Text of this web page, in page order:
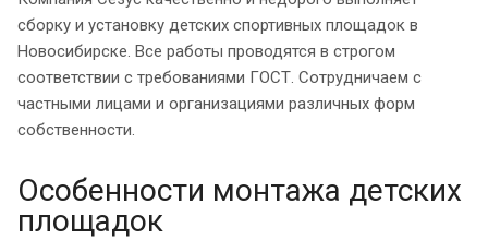
сборку и установку детских спортивных площадок в
Новосибирске. Все работы проводятся в строгом
соответствии с требованиями ГОСТ. Сотрудничаем с
частными лицами и организациями различных форм
собственности.
Особенности монтажа детских
площадок